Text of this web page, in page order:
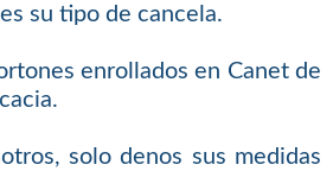
su tipo de cancela.
enrollados en Canet de
solo denos sus medidas